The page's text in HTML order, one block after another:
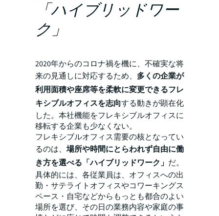
「ハイブリッドワー
ク」
2020年からのコロナ禍を機に、不確実な将
来の見通しに対応するため、 多くの企業が
利用面積や座席等を柔軟に変更できるフレ
キシブルオフィスを志向する動きが顕在化
した。本社機能をフレキシブルオフィスに
移転する企業も少なくない。
フレキシブルオフィス需要の核となってい
るのは、 場所や時間にとらわれず自由に働
き方を選べる「ハイブリッドワーク」 だ。
具体的には、各従業員は、オフィスへの出
勤・サテライトオフィスやコワーキングス
ペース・自宅などからもっとも都合のよい
場所を選び、その日の業務内容や家庭の事